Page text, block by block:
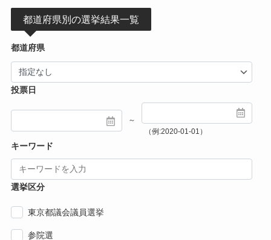
都道府県別の選挙結果一覧
都道府県
投票日
～
（例:2020-01-01）
キーワード
選挙区分
東京都議会議員選挙
参院選